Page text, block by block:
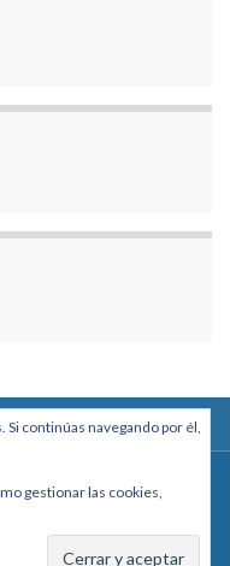
Arcadia, Mezzanine, Of. 101
continúas navegando por él,
gestionar las cookies,